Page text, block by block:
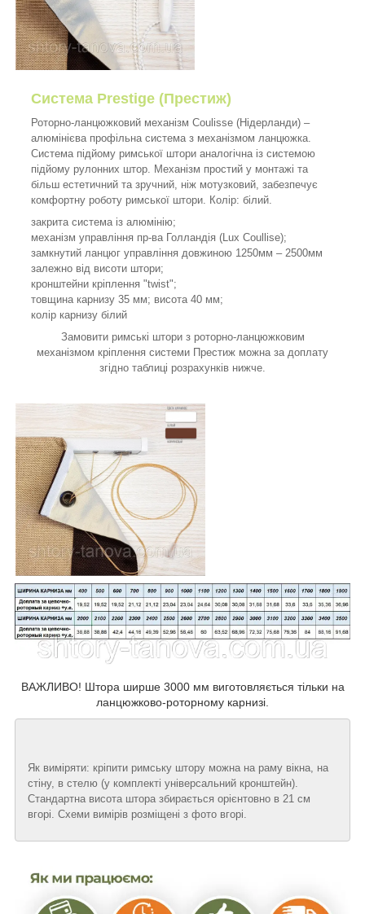
Система Prestige (Престиж)
Роторно-ланцюжковий механізм Coulisse (Нідерланди) –
алюмінієва профільна система з механізмом ланцюжка.
Система підйому римської штори аналогічна із системою
підйому рулонних штор. Механізм простий у монтажі та
більш естетичний та зручний, ніж мотузковий, забезпечує
комфортну роботу римської штори. Колір: білий.
закрита система із алюмінію;
механізм управління пр-ва Голландія (Lux Coullise);
замкнутий ланцюг управління довжиною 1250мм – 2500мм
залежно від висоти штори;
кронштейни кріплення "twist";
товщина карнизу 35 мм; висота 40 мм;
колір карнизу білий
Замовити римські штори з роторно-ланцюжковим
механізмом кріплення системи Престиж можна за доплату
згідно таблиці розрахунків нижче.
ВАЖЛИВО! Штора ширше 3000 мм виготовляється тільки на
ланцюжково-роторному карнизі.
Як виміряти: кріпити римську штору можна на раму вікна, на
стіну, в стелю (у комплекті універсальний кронштейн).
Стандартна висота штора збирається орієнтовно в 21 см
вгорі. Схеми вимірів розміщені з фото вгорі.